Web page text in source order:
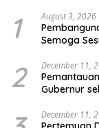
1 August 3, 2026
Semoga
2 December 11,
Gubernur
December 11,